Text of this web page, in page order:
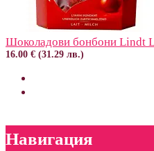
Шоколадови бонбони Lindt
16.00 € (31.29 лв.)
Навигация